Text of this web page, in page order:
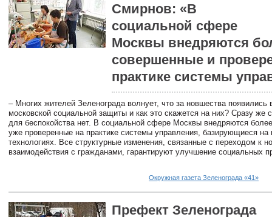
Смирнов: «В
социальной сфере
Москвы внедряются
совершенные и
практике системы
– Многих жителей Зеленограда волнует, что за новшества появились
московской социальной защиты и как это скажется на них? Сразу же
для беспокойства нет. В социальной сфере Москвы внедряются
уже проверенные на практике системы управления, базирующиеся
технологиях. Все структурные изменения, связанные с переходом к
взаимодействия с гражданами, гарантируют улучшение социальных
Окружная газета Зеленограда «41»
Префект Зеленограда